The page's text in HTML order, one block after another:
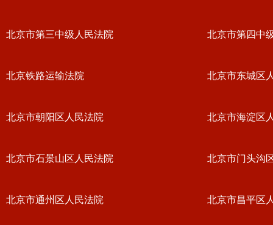
北京市第三中级人民法院 北京市第四中
北京铁路运输法院 北京市东城区
北京市朝阳区人民法院 北京市海淀区
北京市石景山区人民法院 北京市门头沟
北京市通州区人民法院 北京市昌平区